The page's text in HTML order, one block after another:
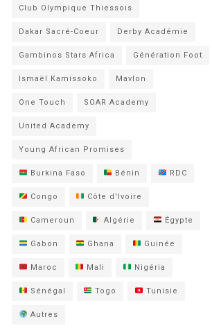
Club Olympique Thiessois
Dakar Sacré-Coeur Derby Académie
Gambinos Stars Africa Génération Foot
Ismaël Kamissoko Mavlon
One Touch SOAR Academy
United Academy
Young African Promises
Burkina Faso Bénin RDC
Congo Côte d'Ivoire
Cameroun Algérie Égypte
Gabon Ghana Guinée
Maroc Mali Nigéria
Sénégal Togo Tunisie
Autres